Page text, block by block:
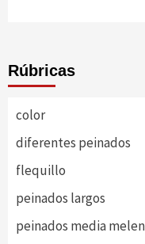
Rúbricas
color
diferentes peinados
flequillo
peinados largos
peinados media